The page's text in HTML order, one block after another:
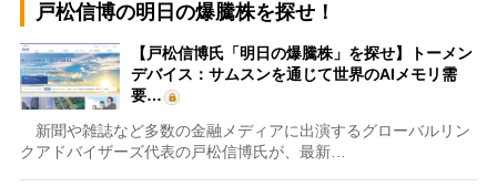
戸松信博の明日の爆騰株を探せ！
【戸松信博氏「明日の爆騰株」を探せ】トーメン
デバイス：サムスンを通じて世界のAIメモリ需
要…
新聞や雑誌など多数の金融メディアに出演するグローバルリン
クアドバイザーズ代表の戸松信博氏が、最新…